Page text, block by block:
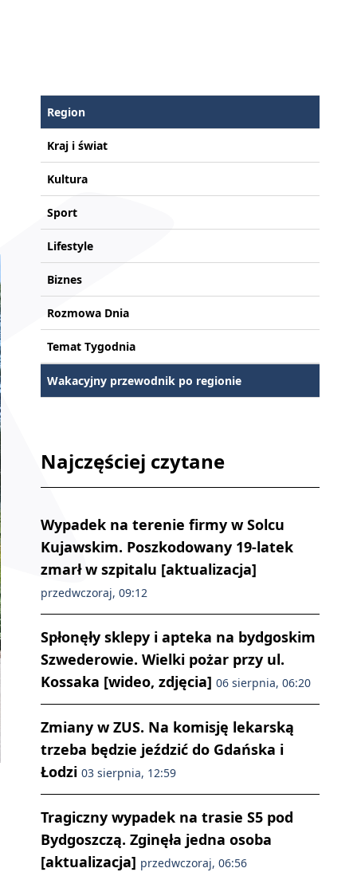
Region
Kraj i świat
Kultura
Sport
Lifestyle
Biznes
Rozmowa Dnia
Temat Tygodnia
Wakacyjny przewodnik po regionie
Najczęściej czytane
Wypadek na terenie firmy w Solcu
Kujawskim. Poszkodowany 19-latek
zmarł w szpitalu [aktualizacja]
przedwczoraj, 09:12
Spłonęły sklepy i apteka na bydgoskim
Szwederowie. Wielki pożar przy ul.
Kossaka [wideo, zdjęcia] 06 sierpnia, 06:20
Zmiany w ZUS. Na komisję lekarską
trzeba będzie jeździć do Gdańska i
Łodzi 03 sierpnia, 12:59
Tragiczny wypadek na trasie S5 pod
Bydgoszczą. Zginęła jedna osoba
[aktualizacja] przedwczoraj, 06:56